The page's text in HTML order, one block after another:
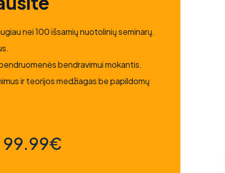
nei 100 išsamių nuotolinių seminarų.
bendravimui mokantis.
ir teorijos medžiagas be papildomų